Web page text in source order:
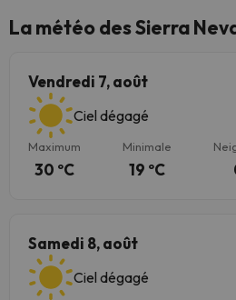
La météo des Sierra
Vendredi 7, août
Ciel dégagé
Maximum
30 ºC
Minimale
19 ºC
Samedi 8, août
Ciel dégagé